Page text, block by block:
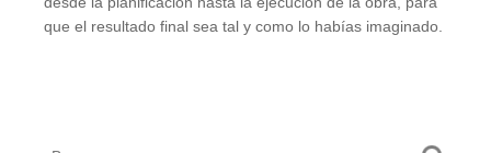
que el resultado final sea tal y como lo habías imaginado.